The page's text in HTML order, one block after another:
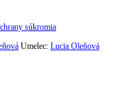
súkromia
Umelec: Lucia Oleňová